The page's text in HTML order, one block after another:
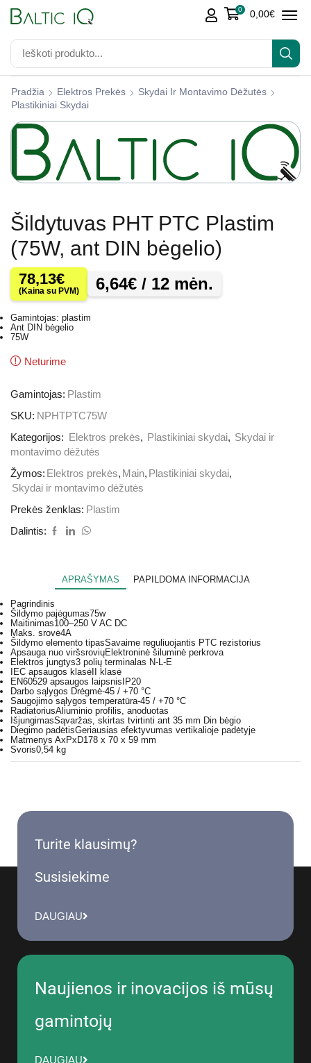
0 0,00€
Pradžia Elektros Prekės
Skydai Ir Montavimo Dėžutės
Plastikiniai Skydai
Šildytuvas PHT PTC Plastim
(75W, ant DIN bėgelio)
78,13€
(Kaina su PVM) 6,64€ / 12 mėn.
Gamintojas: plastim
Ant DIN bėgelio
75W
Neturime
Gamintojas: Plastim
SKU: NPHTPTC75W
Kategorijos: Elektros prekės, Plastikiniai skydai, Skydai ir
montavimo dėžutės
Žymos: Elektros prekės, Main, Plastikiniai skydai,
Skydai ir montavimo dėžutės
Prekės ženklas: Plastim
Dalintis:
APRAŠYMAS PAPILDOMA INFORMACIJA
Pagrindinis
Šildymo pajėgumas75w
Maitinimas100–250 V AC DC
Maks. srovė4A
Šildymo elemento tipasSavaime reguliuojantis PTC rezistorius
Apsauga nuo viršsroviųElektroninė šiluminė perkrova
Elektros jungtys3 polių terminalas N-L-E
IEC apsaugos klasė II klasė
EN60529 apsaugos laipsnis IP20
Darbo sąlygos Drėgmė-45 / +70 °C
Saugojimo sąlygos temperatūra-45 / +70 °C
RadiatoriusAliuminio profilis, anoduotas
IšjungimasSąvaržas, skirtas tvirtinti ant 35 mm Din bėgio
Diegimo padėtisGeriausias efektyvumas vertikalioje padėtyje
Matmenys AxPxD178 x 70 x 59 mm
Svoris0,54 kg
Turite klausimų?
Susisiekime
DAUGIAU
Naujienos ir inovacijos iš mūsų
gamintojų
DAUGIAU